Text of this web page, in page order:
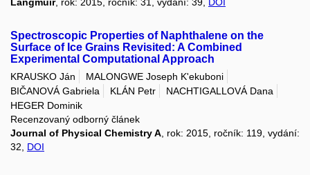
Langmuir, rok: 2015, ročník: 31, vydání: 39, DOI
Spectroscopic Properties of Naphthalene on the
Surface of Ice Grains Revisited: A Combined
Experimental Computational Approach
KRAUSKO Ján
MALONGWE Joseph K'ekuboni
BIČANOVÁ Gabriela
KLÁN Petr
NACHTIGALLOVÁ Dana
HEGER Dominik
Recenzovaný odborný článek
Journal of Physical Chemistry A, rok: 2015, ročník: 119, vydání:
32, DOI